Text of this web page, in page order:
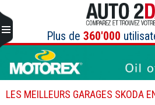
au
contenu
Plus de 360'000
LES MEILLEURS GARAGES SKODA